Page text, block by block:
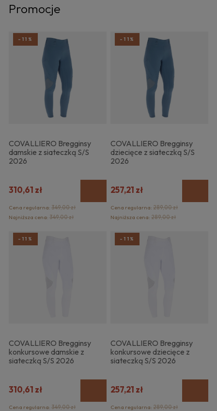
Promocje
COVALLIERO Bregginsy
damskie z siateczką S/S
2026
310,61 zł
Cena regularna: 349,00 zł
Najniższa cena: 349,00 zł
-11%
COVALLIERO Bregginsy
dziecięce z siateczką S/S
2026
257,21 zł
Cena regularna:289,00 zł
Najniższa cena:289,00 zł
-11%
COVALLIERO Bregginsy
konkursowe damskie z
siateczką S/S 2026
310,61 zł
Cena regularna: 349,00 zł
-11%
COVALLIERO Bregginsy
konkursowe dziecięce z
siateczką S/S 2026
257,21 zł
Cena regularna:289,00 zł
-11%